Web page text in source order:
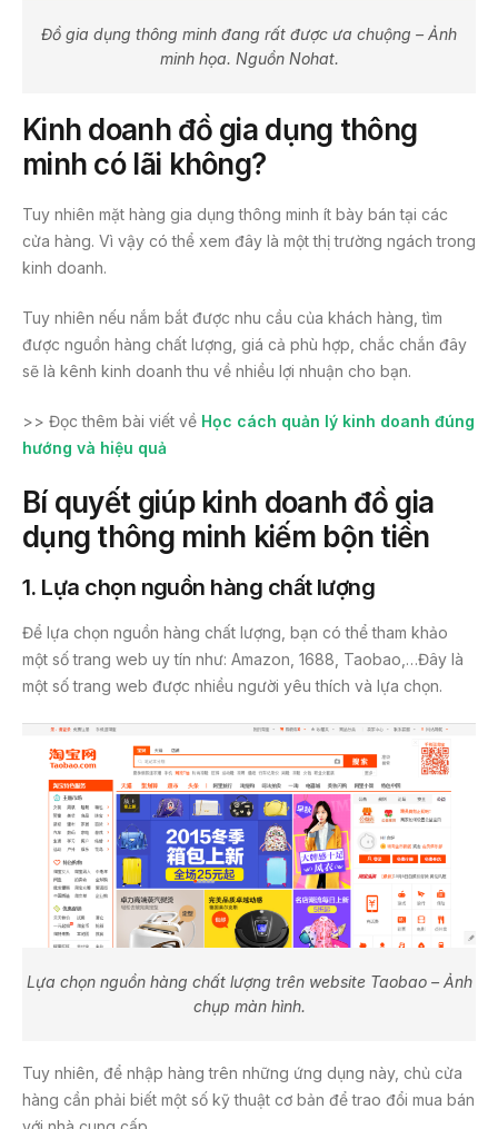
Đồ gia dụng thông minh đang rất được ưa chuộng – Ảnh
minh họa. Nguồn Nohat.
Kinh doanh đồ gia dụng thông
minh có lãi không?
Tuy nhiên mặt hàng gia dụng thông minh ít bày bán tại các
cửa hàng. Vì vậy có thể xem đây là một thị trường ngách trong
kinh doanh.
Tuy nhiên nếu nắm bắt được nhu cầu của khách hàng, tìm
được nguồn hàng chất lượng, giá cả phù hợp, chắc chắn đây
sẽ là kênh kinh doanh thu về nhiều lợi nhuận cho bạn.
>> Đọc thêm bài viết về Học cách quản lý kinh doanh đúng
hướng và hiệu quả
Bí quyết giúp kinh doanh đồ gia
dụng thông minh kiếm bộn tiền
1. Lựa chọn nguồn hàng chất lượng
Để lựa chọn nguồn hàng chất lượng, bạn có thể tham khảo
một số trang web uy tín như: Amazon, 1688, Taobao,…Đây là
một số trang web được nhiều người yêu thích và lựa chọn.
Lựa chọn nguồn hàng chất lượng trên website Taobao – Ảnh
chụp màn hình.
Tuy nhiên, để nhập hàng trên những ứng dụng này, chủ cửa
hàng cần phải biết một số kỹ thuật cơ bản để trao đổi mua bán